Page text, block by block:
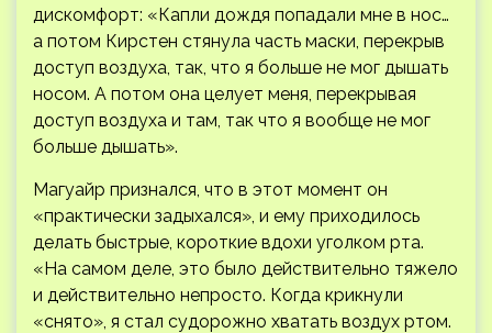
дискомфорт: «Капли дождя попадали мне в нос…
а потом Кирстен стянула часть маски, перекрыв
доступ воздуха, так, что я больше не мог дышать
носом. А потом она целует меня, перекрывая
доступ воздуха и там, так что я вообще не мог
больше дышать».
Магуайр признался, что в этот момент он
«практически задыхался», и ему приходилось
делать быстрые, короткие вдохи уголком рта.
«На самом деле, это было действительно тяжело
и действительно непросто. Когда крикнули
«снято», я стал судорожно хватать воздух ртом.